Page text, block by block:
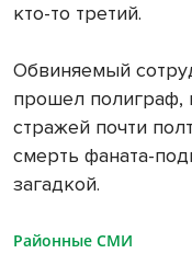
кто-то третий.
Обвиняемый
прошел полиграф,
стражей почти
смерть фаната-
загадкой.
Районные СМИ